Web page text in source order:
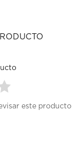
este producto